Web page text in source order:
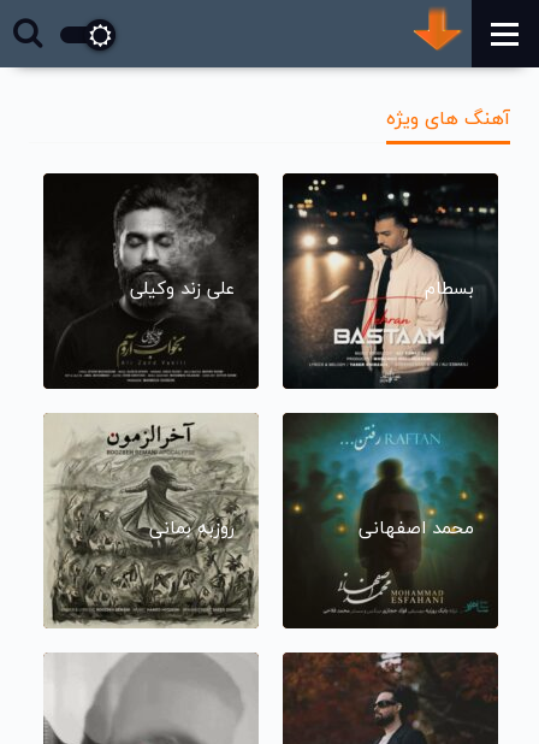
آهنگ های ویژه
بسطام علی زند وکیلی
محمد اصفهانی روزبه بمانی